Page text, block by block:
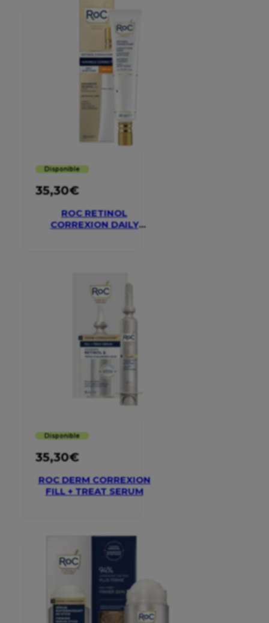
Disponible
35,30€
ROC RETINOL
CORREXION DAILY
Disponible
35,30€
ROC DERM CORREXION
FILL + TREAT SERUM